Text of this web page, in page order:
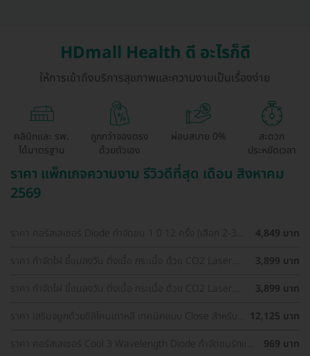
HDmall Health ดี อะไรก็ดี
ให้การเข้าถึงบริการสุขภาพและความงามเป็นเรื่องง่าย
คลินิกและ รพ.
ได้มาตรฐาน
ถูกกว่าจองตรง
ด้วยตัวเอง
ผ่อนสบาย 0%
สะดวก
ประหยัดเวลา
ราคา แพ็กเกจความงาม รีวิวดีที่สุด เดือน สิงหาคม
2569
ราคา คอร์สเลเซอร์ Diode กำจัดขน 1 ปี 12 ครั้ง (เลือก 2-3
4,849 บาท
ราคา กำจัดไฝ ขี้แมลงวัน ติ่งเนื้อ กระเนื้อ ด้วย CO2 Laser
ลำคอ 1 ครั้ง
3,899 บาท
ราคา กำจัดไฝ ขี้แมลงวัน ติ่งเนื้อ กระเนื้อ ด้วย CO2 Laser
ลำคอ 1 ครั้ง
3,899 บาท
ราคา เสริมจมูกด้วยซิลิโคนเกาหลี เทคนิคแบบ Close สำหรับ
12,125 บาท
ราคา คอร์สเลเซอร์ Cool 3 Wavelength Diode กำจัดขนรักแร้
969 บาท